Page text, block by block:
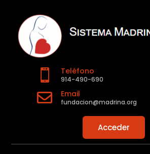
 Teléfono
914-490-690
 Email
fundacion@madrina.org
Acceder